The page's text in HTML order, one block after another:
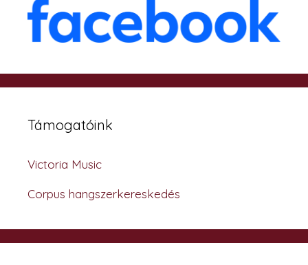
Támogatóink
Victoria Music
Corpus hangszerkereskedés